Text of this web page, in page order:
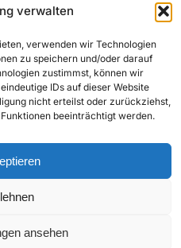
verwalten
verwenden wir Technologien
zu speichern und/oder darauf
zustimmst, können wir
IDs auf dieser Website
nicht erteilst oder zurückziehst,
beeinträchtigt werden.
ansehen
gesund leben.
Designed by